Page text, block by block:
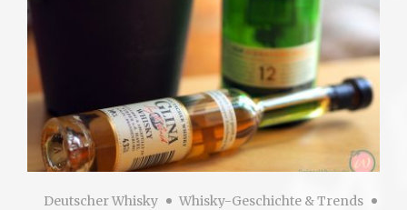
Deutscher Whisky
Whisky-Geschichte & Trends